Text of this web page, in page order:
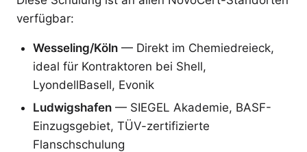
verfügbar:
Wesseling/Köln — Direkt im Chemiedreieck,
ideal für Kontraktoren bei Shell,
LyondellBasell, Evonik
Ludwigshafen — SIEGEL Akademie, BASF-
Einzugsgebiet, TÜV-zertifizierte
Flanschschulung